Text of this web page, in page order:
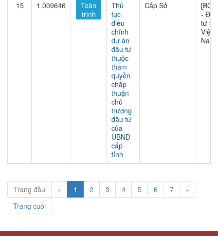
15 1.009646
Toàn
trình
Thủ
tục
điều
chỉnh
dự án
đầu tư
thuộc
thẩm
quyền
chấp
thuận
chủ
trương
đầu tư
của
UBND
cấp
tỉnh
Cấp Sở
[BQL]
- Đầu
tư tại
Việt
Nam
Trang đầu « 1 2 3 4 5 6 7
»
Trang cuối